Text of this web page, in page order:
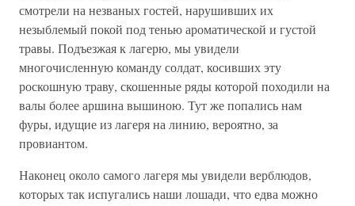
смотрели на незваных гостей, нарушивших их
незыблемый покой под тенью ароматической и густой
травы. Подъезжая к лагерю, мы увидели
многочисленную команду солдат, косивших эту
роскошную траву, скошенные ряды которой походили на
валы более аршина вышиною. Тут же попались нам
фуры, идущие из лагеря на линию, вероятно, за
провиантом.
Наконец около самого лагеря мы увидели верблюдов,
которых так испугались наши лошади, что едва можно